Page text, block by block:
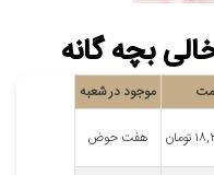
بچه گانه
موجود در شعبه
تومان هفت حوض